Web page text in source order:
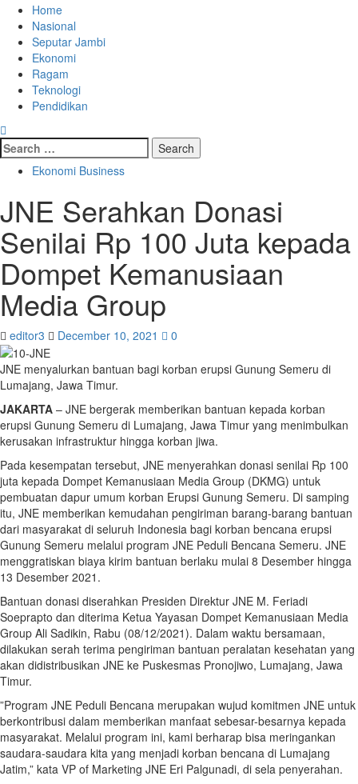
Skip
content
Primary
Menu
Home
Nasional
Seputar Jambi
Ekonomi
Ragam
Teknologi
Pendidikan
Search
for:
Ekonomi Business
JNE Serahkan Donasi
Senilai Rp 100 Juta kepada
Dompet Kemanusiaan
Media Group
editor3 December 10, 2021 0
JNE menyalurkan bantuan bagi korban erupsi Gunung Semeru di
Lumajang, Jawa Timur.
JAKARTA – JNE bergerak memberikan bantuan kepada korban
erupsi Gunung Semeru di Lumajang, Jawa Timur yang menimbulkan
kerusakan infrastruktur hingga korban jiwa.
Pada kesempatan tersebut, JNE menyerahkan donasi senilai Rp 100
juta kepada Dompet Kemanusiaan Media Group (DKMG) untuk
pembuatan dapur umum korban Erupsi Gunung Semeru. Di samping
itu, JNE memberikan kemudahan pengiriman barang-barang bantuan
dari masyarakat di seluruh Indonesia bagi korban bencana erupsi
Gunung Semeru melalui program JNE Peduli Bencana Semeru. JNE
menggratiskan biaya kirim bantuan berlaku mulai 8 Desember hingga
13 Desember 2021.
Bantuan donasi diserahkan Presiden Direktur JNE M. Feriadi
Soeprapto dan diterima Ketua Yayasan Dompet Kemanusiaan Media
Group Ali Sadikin, Rabu (08/12/2021). Dalam waktu bersamaan,
dilakukan serah terima pengiriman bantuan peralatan kesehatan yang
akan didistribusikan JNE ke Puskesmas Pronojiwo, Lumajang, Jawa
Timur.
”Program JNE Peduli Bencana merupakan wujud komitmen JNE untuk
berkontribusi dalam memberikan manfaat sebesar-besarnya kepada
masyarakat. Melalui program ini, kami berharap bisa meringankan
saudara-saudara kita yang menjadi korban bencana di Lumajang
Jatim,” kata VP of Marketing JNE Eri Palgunadi, di sela penyerahan.